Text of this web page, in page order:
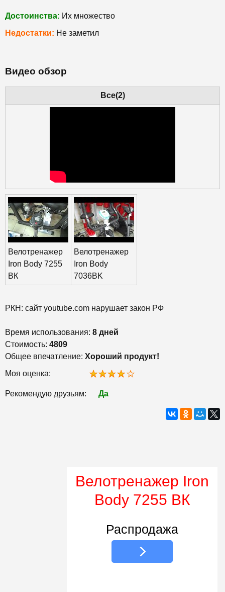
Достоинства: Их множество
Недостатки: Не заметил
Видео обзор
Все(2)
Велотренажер
Iron Body 7255
ВК
Велотренажер
Iron Body
7036BK
РКН: сайт youtube.com нарушает закон РФ
Время использования: 8 дней
Стоимость: 4809
Общее впечатление: Хороший продукт!
Моя оценка:
Рекомендую друзьям: Да
Велотренажер Iron
Body 7255 ВК
Распродажа